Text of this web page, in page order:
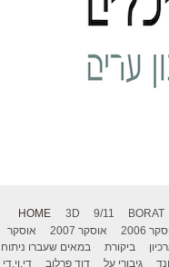
HOME 3D 9/11 BORAT
2006 אוסקר 2007
אוסקר
ביקורת
במאים שעברו ניתוח
גיבורי על דוד פרלוב די.וי.די